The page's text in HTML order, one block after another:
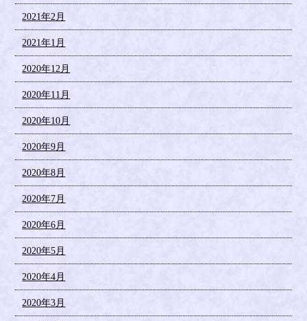
2021年2月
2021年1月
2020年12月
2020年11月
2020年10月
2020年9月
2020年8月
2020年7月
2020年6月
2020年5月
2020年4月
2020年3月